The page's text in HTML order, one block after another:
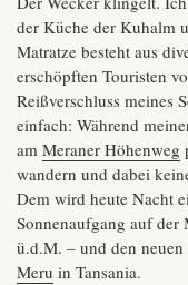
der Küche der Kuhalm
Matratze besteht aus
erschöpften Touristen
Reißverschluss meines
einfach: Während
am Meraner Höhenweg
wandern und dabei
Dem wird heute Nacht
Sonnenaufgang auf
ü.d.M. – und den
Meru in Tansania.